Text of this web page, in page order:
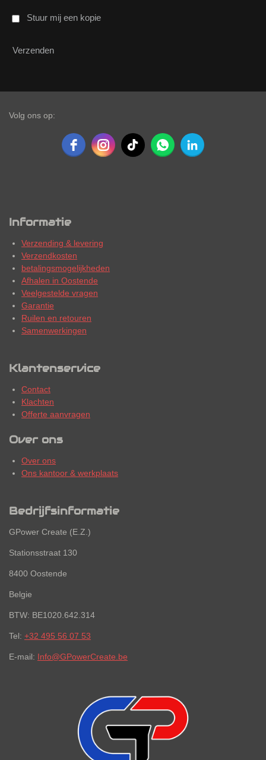
Stuur mij een kopie
Verzenden
Volg ons op:
Informatie
Verzending & levering
Verzendkosten
betalingsmogelijkheden
Afhalen in Oostende
Veelgestelde vragen
Garantie
Ruilen en retouren
Samenwerkingen
Klantenservice
Contact
Klachten
Offerte aanvragen
Over ons
Over ons
Ons kantoor & werkplaats
Bedrijfsinformatie
GPower Create (E.Z.)
Stationsstraat 130
8400 Oostende
Belgie
BTW: BE1020.642.314
Tel: +32 495 56 07 53
E-mail: Info@GPowerCreate.be